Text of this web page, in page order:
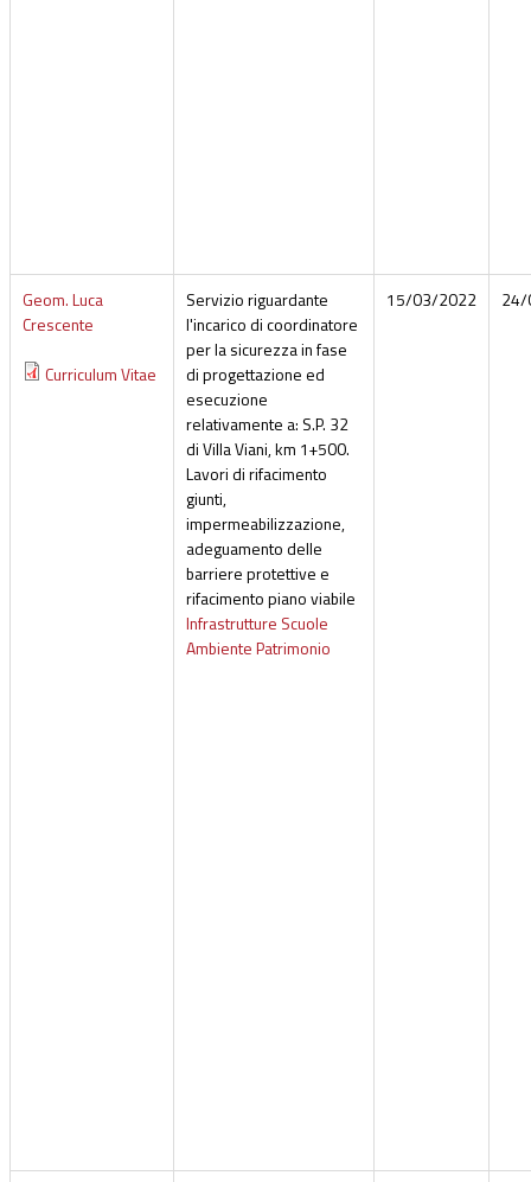
Geom. Luca
Crescente
Curriculum Vitae
Servizio riguardante
l'incarico di coordinatore
per la sicurezza in fase
di progettazione ed
esecuzione
relativamente a: S.P. 32
di Villa Viani, km 1+500.
Lavori di rifacimento
giunti,
impermeabilizzazione,
adeguamento delle
barriere protettive e
rifacimento piano viabile
Infrastrutture Scuole
Ambiente Patrimonio
15/03/2022